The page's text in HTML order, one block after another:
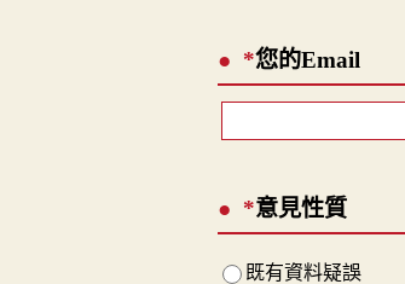
*您的Email
*意見性質
既有資料疑誤